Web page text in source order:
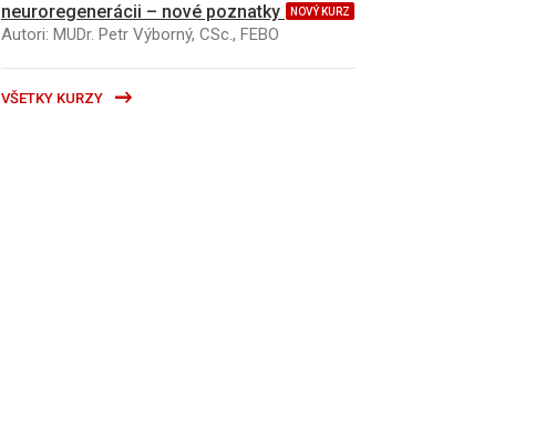
neuroregenerácii – nové poznatky
NOVÝ KURZ
Autori: MUDr. Petr Výborný, CSc., FEBO
VŠETKY KURZY